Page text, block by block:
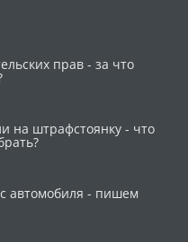
прав - за что
на штрафстоянку - что
автомобиля - пишем